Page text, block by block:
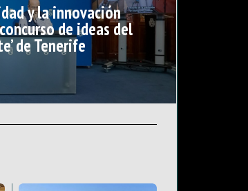
y la innovación
de ideas del
de Tenerife